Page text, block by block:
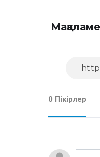
0 Пікірлер